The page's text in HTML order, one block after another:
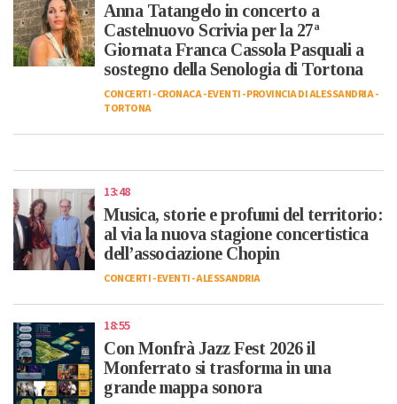
Anna Tatangelo in concerto a
Castelnuovo Scrivia per la 27ª
Giornata Franca Cassola Pasquali a
sostegno della Senologia di Tortona
CONCERTI-CRONACA-EVENTI-PROVINCIA DI ALESSANDRIA-
TORTONA
13:48
Musica, storie e profumi del territorio:
al via la nuova stagione concertistica
dell’associazione Chopin
CONCERTI-EVENTI-ALESSANDRIA
18:55
Con Monfrà Jazz Fest 2026 il
Monferrato si trasforma in una
grande mappa sonora